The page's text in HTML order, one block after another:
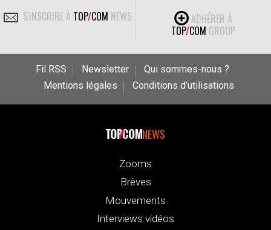
S'INSCRIRE À TOP/COM NEWS
ADHÉRER À
TOP/COM GROUP
Fil RSS Newsletter
Qui sommes-nous ?
Mentions légales
Conditions d’utilisations
NEWS
Zooms
Brèves
Mouvements
Interviews vidéos